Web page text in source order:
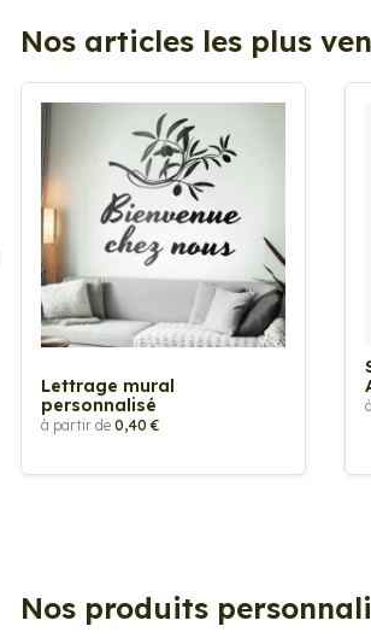
Nos articles les plus
Lettrage mural
personnalisé
à partir de 0,40 €
Nos produits